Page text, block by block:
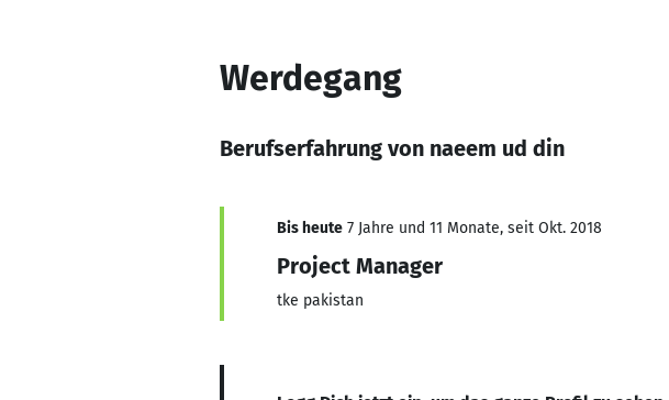
Werdegang
Berufserfahrung von naeem ud din
Bis heute 7 Jahre und 11 Monate, seit Okt. 2018
Project Manager
tke pakistan